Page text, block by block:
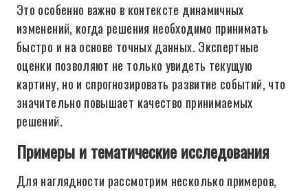
Это особенно важно в контексте динамичных
изменений, когда решения необходимо принимать
быстро и на основе точных данных. Экспертные
оценки позволяют не только увидеть текущую
картину, но и спрогнозировать развитие событий, что
значительно повышает качество принимаемых
решений.
Примеры и тематические исследования
Для наглядности рассмотрим несколько примеров,